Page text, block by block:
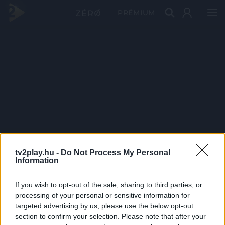
tv2play.hu - Do Not Process My Personal
Information
If you wish to opt-out of the sale, sharing to third parties, or
processing of your personal or sensitive information for
targeted advertising by us, please use the below opt-out
section to confirm your selection. Please note that after your